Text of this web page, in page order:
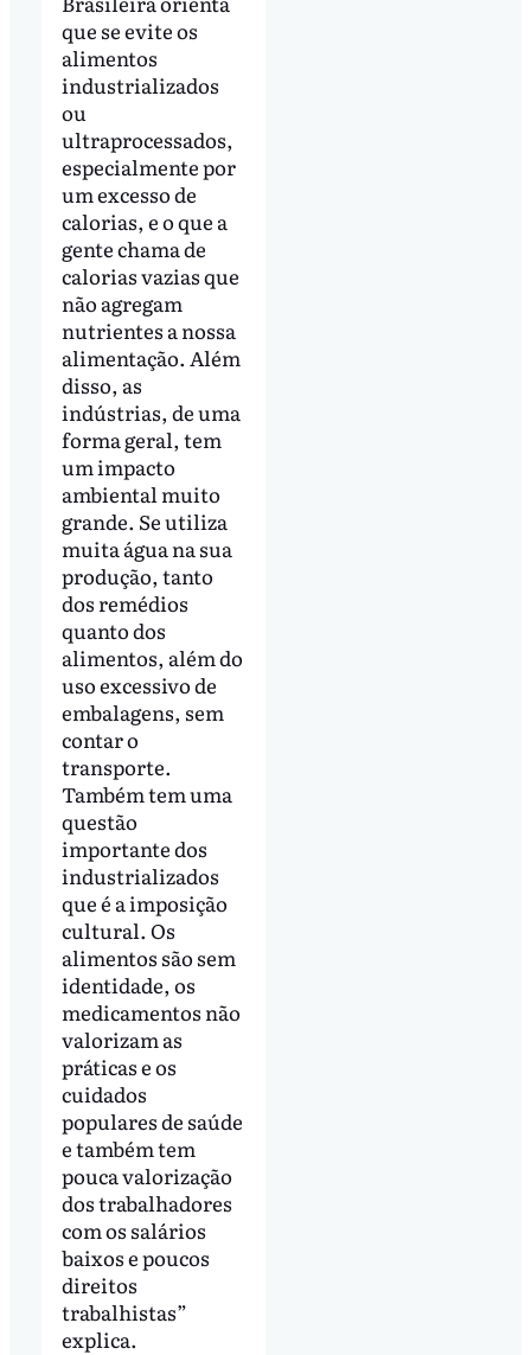
que se evite os
alimentos
industrializados
ou
ultraprocessados,
especialmente por
um excesso de
calorias, e o que a
gente chama de
calorias vazias que
não agregam
nutrientes a nossa
alimentação. Além
disso, as
indústrias, de uma
forma geral, tem
um impacto
ambiental muito
grande. Se utiliza
muita água na sua
produção, tanto
dos remédios
quanto dos
alimentos, além do
uso excessivo de
embalagens, sem
contar o
transporte.
Também tem uma
questão
importante dos
industrializados
que é a imposição
cultural. Os
alimentos são sem
identidade, os
medicamentos não
valorizam as
práticas e os
cuidados
populares de saúde
e também tem
pouca valorização
dos trabalhadores
com os salários
baixos e poucos
direitos
trabalhistas”
explica.